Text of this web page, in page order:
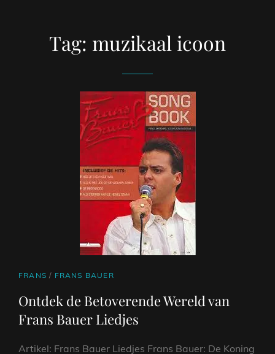
Tag: muzikaal icoon
CAT
FRANS / FRANS BAUER
Ontdek de Betoverende Wereld van
Frans Bauer Liedjes
Artikel: Frans Bauer Liedjes Frans Bauer: De Koning